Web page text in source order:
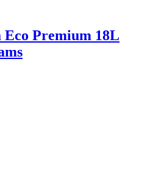
Premium 18L